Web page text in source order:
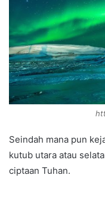
Seindah mana pun
kutub utara atau
ciptaan Tuhan.